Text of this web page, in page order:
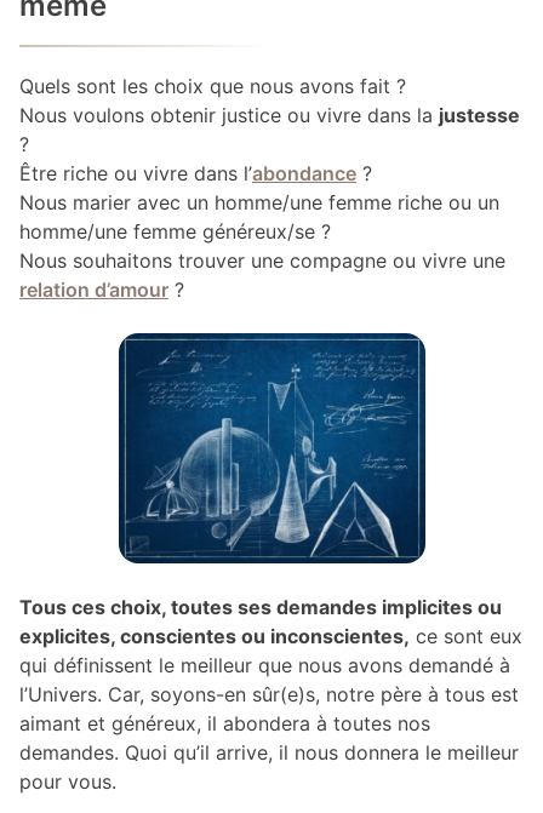
Quels sont les choix que nous avons fait ?
Nous voulons obtenir justice ou vivre dans la justesse
?
Être riche ou vivre dans l’abondance ?
Nous marier avec un homme/une femme riche ou un
homme/une femme généreux/se ?
Nous souhaitons trouver une compagne ou vivre une
relation d’amour ?
Tous ces choix, toutes ses demandes implicites ou
explicites, conscientes ou inconscientes, ce sont eux
qui définissent le meilleur que nous avons demandé à
l’Univers. Car, soyons-en sûr(e)s, notre père à tous est
aimant et généreux, il abondera à toutes nos
demandes. Quoi qu’il arrive, il nous donnera le meilleur
pour vous.